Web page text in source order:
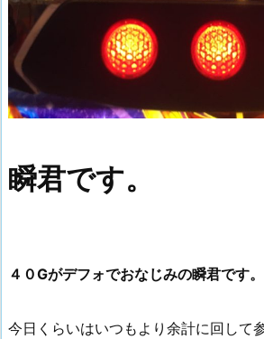
瞬君です。
４０Gがデフォでおなじみの瞬君です。
今日くらいはいつもより余計に回して